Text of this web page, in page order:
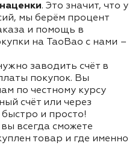
. Это значит, что у
мы берём процент
и помощь в
на TaoBao с нами –
заводить счёт в
покупок. Вы
по честному курсу
счёт или через
и просто!
всегда сможете
товар и где именно